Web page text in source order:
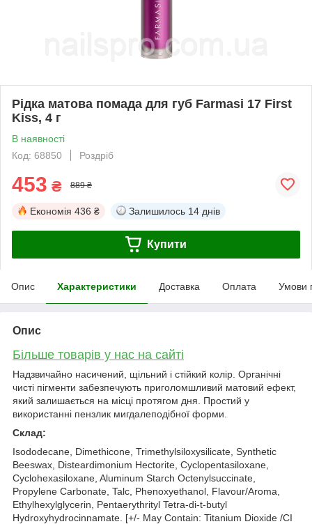
Рідка матова помада для губ Farmasi 17 First
Kiss, 4 г
В наявності
Код: 68850
Роздріб
453 ₴ 889 ₴
Економія 436 ₴ Залишилось 14 днів
Купити
Опис Характеристики Доставка Оплата Умови
Опис
Більше товарів у нас на сайті
Надзвичайно насичений, щільний і стійкий колір. Органічні
чисті пігменти забезпечують приголомшливий матовий ефект,
який залишається на місці протягом дня. Простий у
використанні пензлик мигдалеподібної форми.
Склад:
Isododecane, Dimethicone, Trimethylsiloxysilicate, Synthetic
Beeswax, Disteardimonium Hectorite, Cyclopentasiloxane,
Cyclohexasiloxane, Aluminum Starch Octenylsuccinate,
Propylene Carbonate, Talc, Phenoxyethanol, Flavour/Aroma,
Ethylhexylglycerin, Pentaerythrityl Tetra-di-t-butyl
Hydroxyhydrocinnamate. [+/- May Contain: Titanium Dioxide /CI